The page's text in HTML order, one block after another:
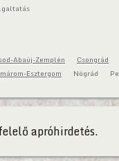
Abaúj-Zemplén
Csongrád
Esztergom Nógrád
apróhirdetés.